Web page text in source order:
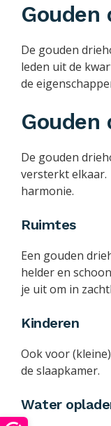
Gouden
De gouden
leden uit de
de
Gouden
De gouden
versterkt
harmonie.
Ruimtes
Een gouden
helder en
je uit om in
Kinderen
Ook voor
de slaapkamer.
Water